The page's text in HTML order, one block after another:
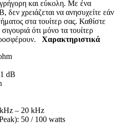
και εύκολη. Με ένα
χρειάζεται να ανησυχείτε εάν
στα τουίτερ σας. Καθίστε
ότι μόνο τα τουίτερ
Χαρακτηριστικά
dB
– 20 kHz
50 / 100 watts